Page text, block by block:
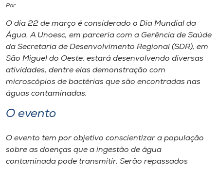
Cultura
CPA
Biblioteca
Rádio
Por
O dia 22 de março é considerado o Dia Mundial da
Água. A Unoesc, em parceria com a Gerência de Saúde
da Secretaria de Desenvolvimento Regional (SDR), em
São Miguel do Oeste, estará desenvolvendo diversas
atividades, dentre elas demonstração com
microscópios de bactérias que são encontradas nas
águas contaminadas.
O evento
O evento tem por objetivo conscientizar a população
sobre as doenças que a ingestão de água
contaminada pode transmitir. Serão repassados